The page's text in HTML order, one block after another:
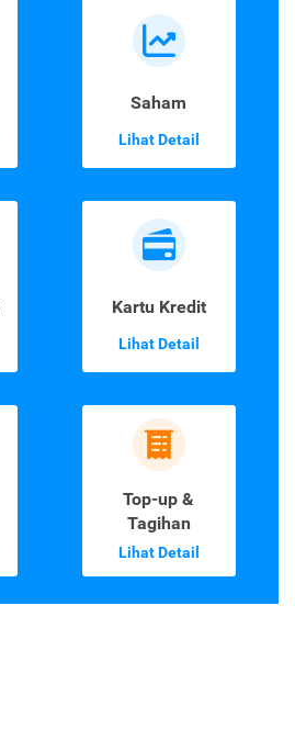
Saham
Lihat Detail
Kartu Kredit
Lihat Detail
Top-up &
Tagihan
Lihat Detail